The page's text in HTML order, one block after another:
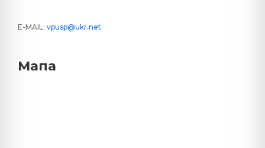
E-MAIL: vpusp@ukr.net
Мапа